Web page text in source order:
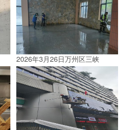
2026年3月26日万州区三峡